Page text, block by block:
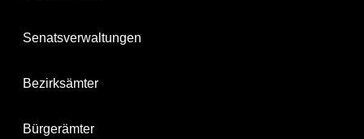
Senatsverwaltungen
Bezirksämter
Bürgerämter